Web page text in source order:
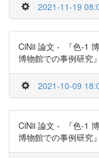
2021-11-19
CiNii 論文 - 『色-1
博物館での事例研究
2021-10-09
CiNii 論文 - 『色-1
博物館での事例研究